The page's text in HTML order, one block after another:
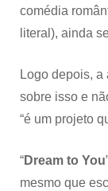
comédia
literal), ainda
Logo depois,
sobre isso e
“é um projeto
“Dream to You
mesmo que